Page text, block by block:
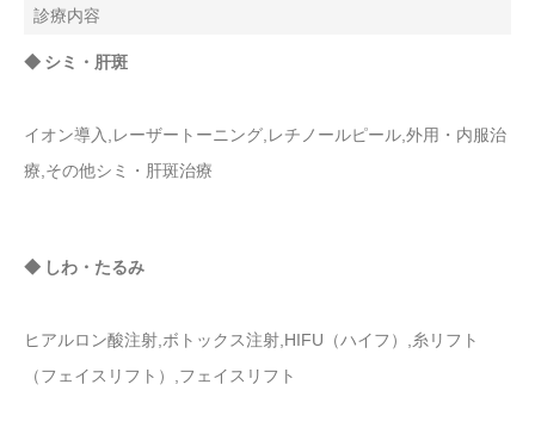
診療内容
◆ シミ・肝斑
イオン導入,レーザートーニング,レチノールピール,外用・内服治
療,その他シミ・肝斑治療
◆ しわ・たるみ
ヒアルロン酸注射,ボトックス注射,HIFU（ハイフ）,糸リフト
（フェイスリフト）,フェイスリフト